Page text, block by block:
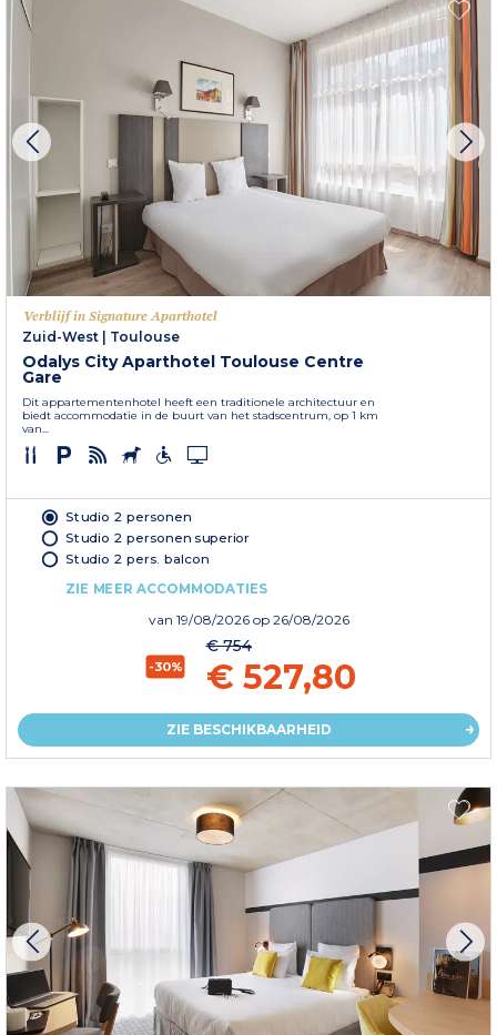
Verblijf in Signature Aparthotel
Zuid-West
Toulouse
Odalys City Aparthotel Toulouse Centre
Gare
Dit appartementenhotel heeft een traditionele architectuur en
biedt accommodatie in de buurt van het stadscentrum, op 1 km
van...
Studio 2 personen
Studio 2 personen superior
Studio 2 pers. balcon
ZIE MEER ACCOMMODATIES
van 19/08/2026 op 26/08/2026
-30%
€ 754
€ 527,80
ZIE BESCHIKBAARHEID